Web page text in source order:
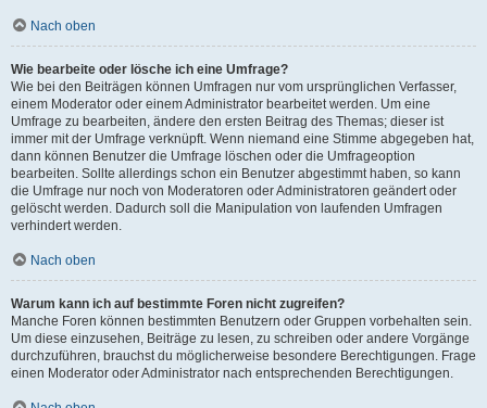
Nach oben
Wie bearbeite oder lösche ich eine Umfrage?
Wie bei den Beiträgen können Umfragen nur vom ursprünglichen Verfasser,
einem Moderator oder einem Administrator bearbeitet werden. Um eine
Umfrage zu bearbeiten, ändere den ersten Beitrag des Themas; dieser ist
immer mit der Umfrage verknüpft. Wenn niemand eine Stimme abgegeben hat,
dann können Benutzer die Umfrage löschen oder die Umfrageoption
bearbeiten. Sollte allerdings schon ein Benutzer abgestimmt haben, so kann
die Umfrage nur noch von Moderatoren oder Administratoren geändert oder
gelöscht werden. Dadurch soll die Manipulation von laufenden Umfragen
verhindert werden.
Nach oben
Warum kann ich auf bestimmte Foren nicht zugreifen?
Manche Foren können bestimmten Benutzern oder Gruppen vorbehalten sein.
Um diese einzusehen, Beiträge zu lesen, zu schreiben oder andere Vorgänge
durchzuführen, brauchst du möglicherweise besondere Berechtigungen. Frage
einen Moderator oder Administrator nach entsprechenden Berechtigungen.